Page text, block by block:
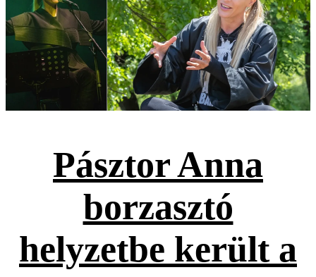
Pásztor Anna
borzasztó
helyzetbe került a